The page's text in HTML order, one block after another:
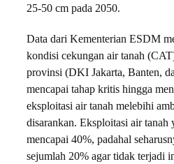
25-50 cm pada 2050.
Data dari Kementerian ESDM
kondisi cekungan air tanah
provinsi (DKI Jakarta, Banten,
mencapai tahap kritis hingga
eksploitasi air tanah melebihi
disarankan. Eksploitasi air tanah
mencapai 40%, padahal
sejumlah 20% agar tidak terjadi